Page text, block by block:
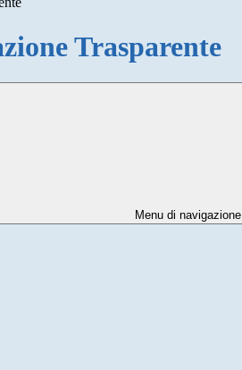
Trasparente
Menu di navigazione